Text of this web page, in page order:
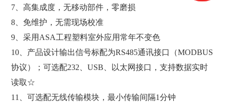
7、高集成度，无移动部件，零磨损
8、免维护，无需现场校准
9、采用ASA工程塑料室外应用常年不变色
10、产品设计输出信号标配为RS485通讯接口（MODBUS
协议）；可选配232、USB、以太网接口，支持数据实时
读取☆
11、可选配无线传输模块，最小传输间隔1分钟